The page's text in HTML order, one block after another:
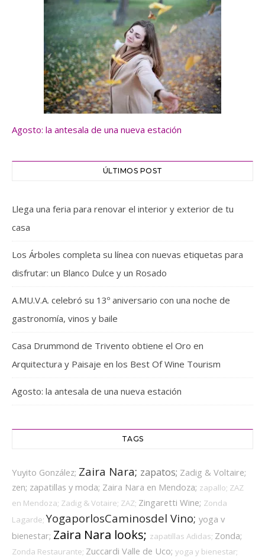
Agosto: la antesala de una nueva estación
ÚLTIMOS POST
Llega una feria para renovar el interior y exterior de tu
casa
Los Árboles completa su línea con nuevas etiquetas para
disfrutar: un Blanco Dulce y un Rosado
A.MU.V.A. celebró su 13º aniversario con una noche de
gastronomía, vinos y baile
Casa Drummond de Trivento obtiene el Oro en
Arquitectura y Paisaje en los Best Of Wine Tourism
Agosto: la antesala de una nueva estación
TAGS
Yuyito González; Zaira Nara; zapatos; Zadig & Voltaire;
zen; zapatillas y moda; Zaira Nara en Mendoza; zapallo; ZAZ
en Mendoza; Zadig & Votaire; ZAZ; Zingaretti Wine; Zonda
Lagarde; YogaporlosCaminosdel Vino; yoga v
bienestar; Zaira Nara looks; zapatillas Adidas; Zonda;
Zonda Restaurante; Zuccardi Valle de Uco; yoga y bienestar;